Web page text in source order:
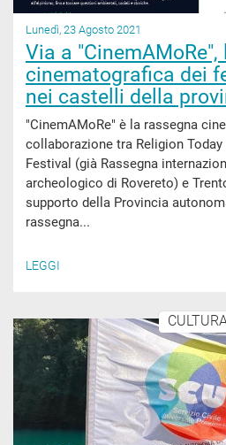
Lunedì, 23 Agosto 2021
Via a
cinematografica dei
nei castelli della
"CinemAMoRe" è la rassegna
collaborazione tra Religion
Festival (già Rassegna
archeologico di Rovereto) e
supporto della Provincia
rassegna...
LEGGI